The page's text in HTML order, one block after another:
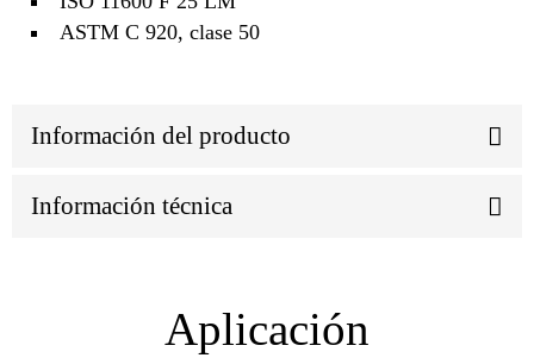
ASTM C 920, clase 50
Información del producto
Información técnica
Aplicación